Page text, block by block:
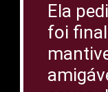
Ela
foi